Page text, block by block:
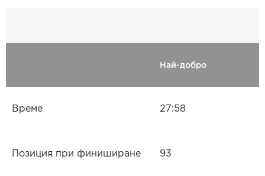
Най-добро
Време 27:58
Позиция при финиширане 93